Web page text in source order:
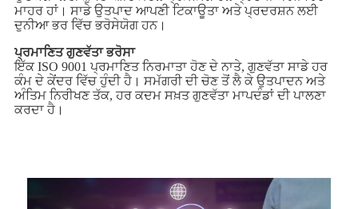
ਮਾਹਰ ਹਾਂ। ਸਾਡੇ ਉਤਪਾਦ ਆਪਣੀ ਟਿਕਾਊਤਾ ਅਤੇ ਪ੍ਰਦਰਸ਼ਨ ਲਈ
ਦੁਨੀਆ ਭਰ ਵਿੱਚ ਭਰੋਸੇਯੋਗ ਹਨ।
ਪ੍ਰਮਾਣਿਤ ਗੁਣਵੱਤਾ ਭਰੋਸਾ
ਇੱਕ ISO 9001 ਪ੍ਰਮਾਣਿਤ ਨਿਰਮਾਤਾ ਹੋਣ ਦੇ ਨਾਤੇ, ਗੁਣਵੱਤਾ ਸਾਡੇ ਹਰ
ਕੰਮ ਦੇ ਕੇਂਦਰ ਵਿੱਚ ਹੁੰਦੀ ਹੈ। ਸਮੱਗਰੀ ਦੀ ਚੋਣ ਤੋਂ ਲੈ ਕੇ ਉਤਪਾਦਨ ਅਤੇ
ਅੰਤਿਮ ਨਿਰੀਖਣ ਤੱਕ, ਹਰ ਕਦਮ ਸਖ਼ਤ ਗੁਣਵੱਤਾ ਮਾਪਦੰਡਾਂ ਦੀ ਪਾਲਣਾ
ਕਰਦਾ ਹੈ।